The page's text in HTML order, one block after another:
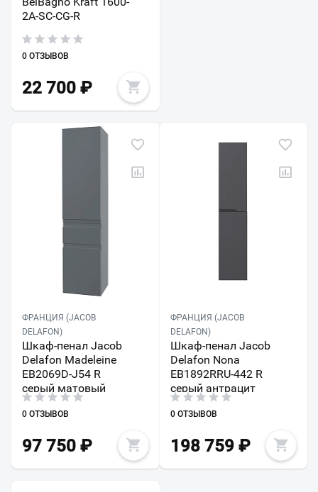
2A-SC-CG-R
0 ОТЗЫВОВ
22 700 ₽
ФРАНЦИЯ (JACOB
DELAFON)
Шкаф-пенал Jacob
Delafon Madeleine
EB2069D-J54 R
серый матовый
0 ОТЗЫВОВ
97 750 ₽
ФРАНЦИЯ (JACOB
DELAFON)
Шкаф-пенал Jacob
Delafon Nona
EB1892RRU-442 R
серый антрацит
0 ОТЗЫВОВ
198 759₽